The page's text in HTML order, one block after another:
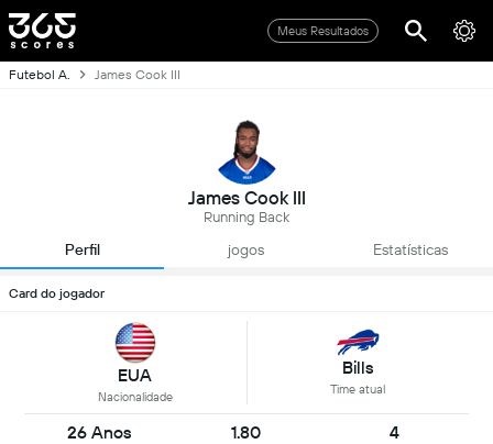
Meus Resultados
Futebol A. James Cook III
James Cook III
Running Back
Perfil jogos Estatísticas
Card do jogador
EUA
Nacionalidade
Bills
Time atual
26 Anos 1.80 4